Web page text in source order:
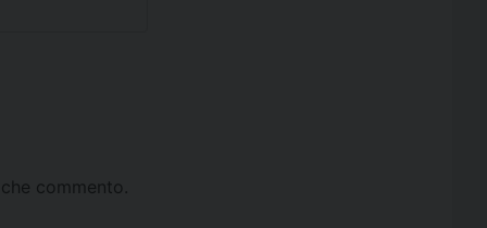
commento.